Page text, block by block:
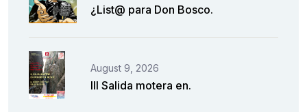
¿List@ para Don Bosco.
August 9, 2026
III Salida motera en.